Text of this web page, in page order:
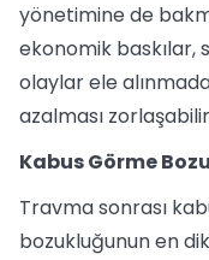
yönetimine de
ekonomik baskılar,
olaylar ele
azalması
Kabus Görme
Travma sonrası
bozukluğunun en